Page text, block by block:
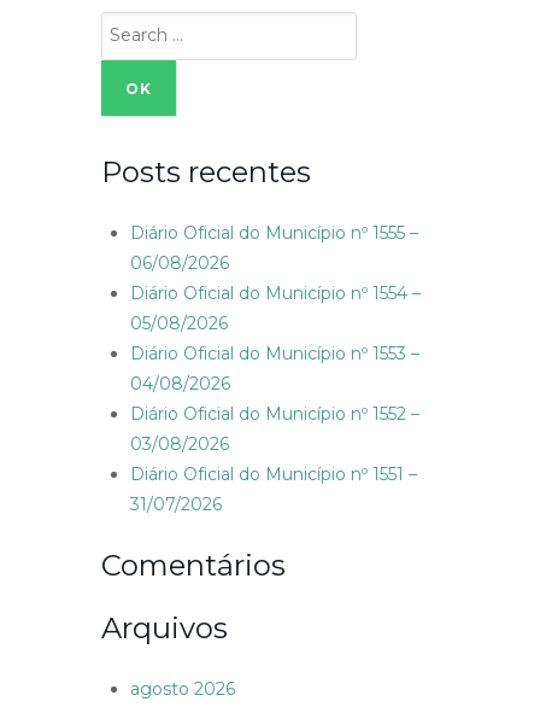
Search
for:
Posts recentes
Diário Oficial do Município nº 1555 –
06/08/2026
Diário Oficial do Município nº 1554 –
05/08/2026
Diário Oficial do Município nº 1553 –
04/08/2026
Diário Oficial do Município nº 1552 –
03/08/2026
Diário Oficial do Município nº 1551 –
31/07/2026
Comentários
Arquivos
agosto 2026